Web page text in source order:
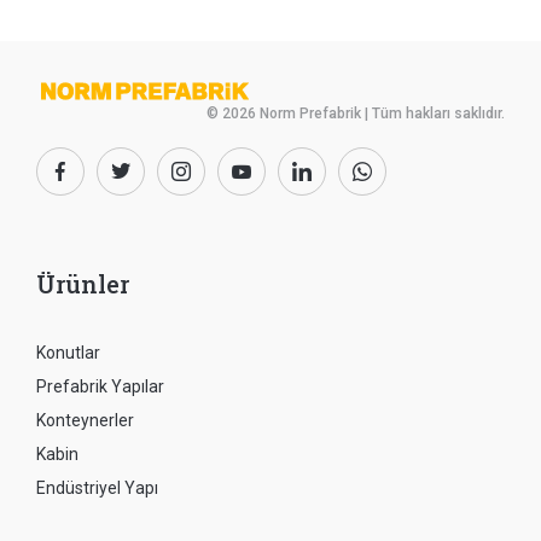
© 2026 Norm Prefabrik | Tüm hakları saklıdır.
Ürünler
Konutlar
Prefabrik Yapılar
Konteynerler
Kabin
Endüstriyel Yapı